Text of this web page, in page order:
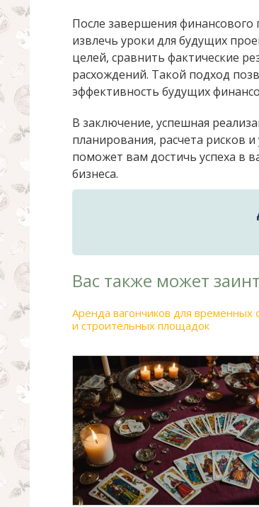
После завершения финансового
извлечь уроки для будущих
целей, сравнить фактические
расхождений. Такой подход
эффективность будущих
В заключение, успешная
планирования, расчета рисков
поможет вам достичь успеха в
бизнеса.
Вас также может
Аренда вагончиков для временных
и строительных площадок